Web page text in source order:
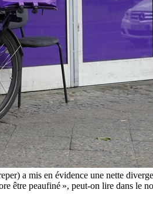
a mis en évidence une nette
être peaufiné », peut-on lire dans